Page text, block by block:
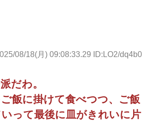
08/18(月) 09:08:33.29 ID:LO2/dq4b0
だわ。
飯に掛けて食べつつ、ご飯
って最後に皿がきれいに片